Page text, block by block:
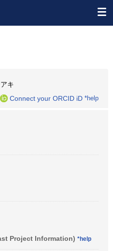
キ
Connect your ORCID iD *help
Project Information) *help